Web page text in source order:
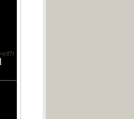
/?no=127513&ac=vd >